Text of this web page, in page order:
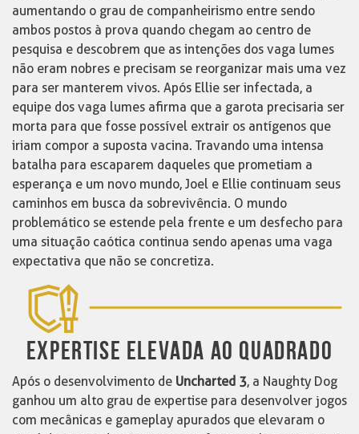
aumentando o grau de companheirismo entre sendo
ambos postos à prova quando chegam ao centro de
pesquisa e descobrem que as intenções dos vaga lumes
não eram nobres e precisam se reorganizar mais uma vez
para ser manterem vivos. Após Ellie ser infectada, a
equipe dos vaga lumes afirma que a garota precisaria ser
morta para que fosse possível extrair os antígenos que
iriam compor a suposta vacina. Travando uma intensa
batalha para escaparem daqueles que prometiam a
esperança e um novo mundo, Joel e Ellie continuam seus
caminhos em busca da sobrevivência. O mundo
problemático se estende pela frente e um desfecho para
uma situação caótica continua sendo apenas uma vaga
expectativa que não se concretiza.
EXPERTISE ELEVADA AO QUADRADO
Após o desenvolvimento de Uncharted 3, a Naughty Dog
ganhou um alto grau de expertise para desenvolver jogos
com mecânicas e gameplay apurados que elevaram o